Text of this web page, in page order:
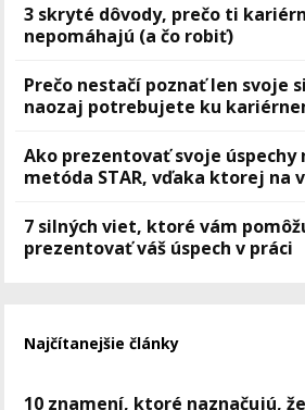
3 skryté dôvody, prečo ti
nepomáhajú (a čo robiť)
Prečo nestačí poznať len svoje
naozaj potrebujete ku
Ako prezentovať svoje úspechy
metóda STAR, vďaka ktorej na
7 silných viet, ktoré vám
prezentovať váš úspech v práci
Najčítanejšie články
10 znamení, ktoré naznačujú,